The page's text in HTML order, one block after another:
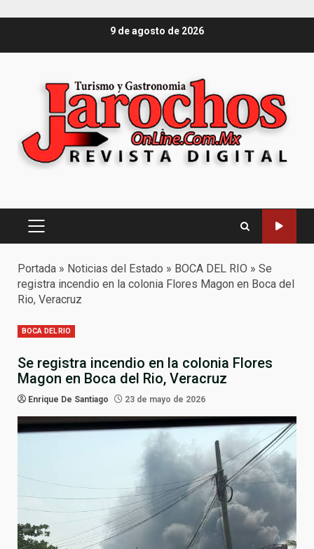
contenido
9 de agosto de 2026
Menú
principal
Portada » Noticias del Estado » BOCA DEL RIO » Se
registra incendio en la colonia Flores Magon en Boca del
Rio, Veracruz
BOCA DEL RIO
Se registra incendio en la colonia Flores
Magon en Boca del Rio, Veracruz
Enrique De Santiago 23 de mayo de 2026